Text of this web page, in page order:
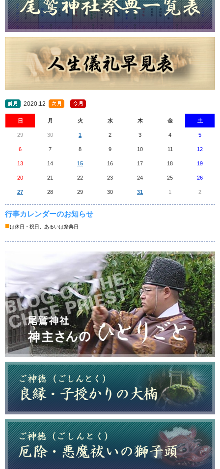
2020.12
日 月 火 水 木 金 土
29 30 1 2 3 4 5
6 7 8 9 10 11 12
13 14 15 16 17 18 19
20 21 22 23 24 25 26
27 28 29 30 31 1 2
行事カレンダーのお知らせ
■は休日・祝日、あるいは祭典日